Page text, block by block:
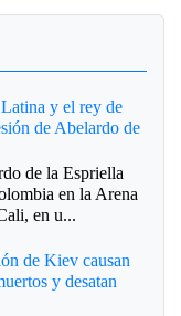
y el rey de
de Abelardo de
de la Espriella
en la Arena
en u...
de Kiev causan
y desatan